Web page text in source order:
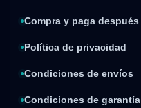
Compra y paga después
Política de privacidad
Condiciones de envíos
Condiciones de garantía